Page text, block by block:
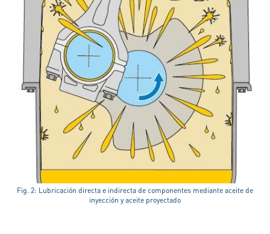
Fig. 2: Lubricación directa e indirecta de componentes mediante aceite de
inyección y aceite proyectado